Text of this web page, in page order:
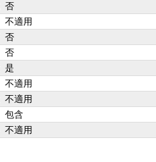
否
不適用
否
否
是
不適用
不適用
包含
不適用